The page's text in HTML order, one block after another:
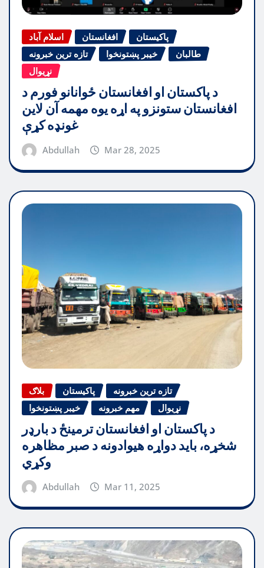
اسلام آباد افغانستان
پاکیستان
تازه ترین خبرونه
خیبر پښتونخوا
طالبان
نړیوال
د پاکستان او افغانستان ځوانانو فورم د
افغانستان ستونزو په اړه یوه مهمه آن لاین
غونډه کړې
Abdullah Mar 28, 2025
بلاګ پاکیستان
تازه ترین خبرونه
خیبر پښتونخوا
مهم خبرونه نړیوال
د پاکستان او افغانستان ترمینځ د بارډر
شخړه، باید دواړه هیوادونه د صبر مظاهره
وکړي
Abdullah Mar 11, 2025